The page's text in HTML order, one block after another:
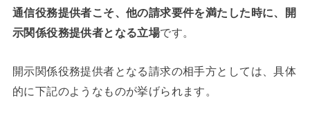
通信役務提供者こそ、他の請求要件を満たした時に、開
示関係役務提供者となる立場です。
開示関係役務提供者となる請求の相手方としては、具体
的に下記のようなものが挙げられます。